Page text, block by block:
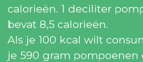
calorieën. 1 deciliter
bevat 8,5 calorieën.
Als je 100 kcal wilt
je 590 gram pompoenen